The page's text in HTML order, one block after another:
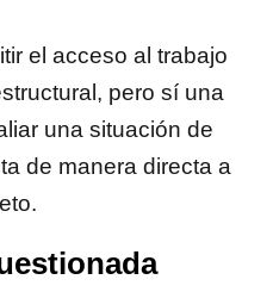
el acceso al trabajo
pero sí una
una situación de
de manera directa a